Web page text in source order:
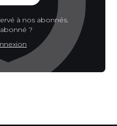
à nos abonnés.
?